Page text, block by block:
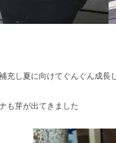
充し夏に向けてぐんぐん成長
も芽が出てきました